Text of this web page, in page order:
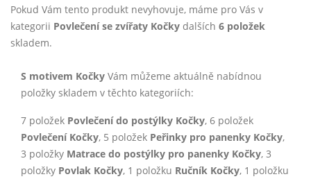
Pokud Vám tento produkt nevyhovuje, máme pro Vás v
kategorii Povlečení se zvířaty Kočky dalších 6 položek
skladem.
S motivem Kočky Vám můžeme aktuálně nabídnou
položky skladem v těchto kategoriích:
7 položek Povlečení do postýlky Kočky, 6 položek
Povlečení Kočky, 5 položek Peřinky pro panenky Kočky,
3 položky Matrace do postýlky pro panenky Kočky, 3
položky Povlak Kočky, 1 položku Ručník Kočky, 1 položku